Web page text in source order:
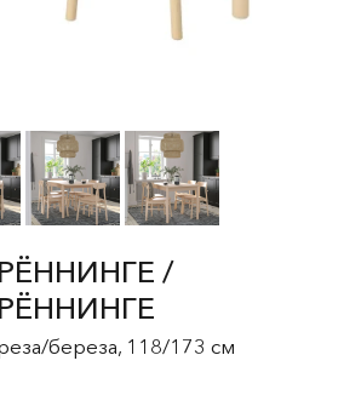
РЁННИНГЕ /
РЁННИНГЕ
береза, 118/173 см